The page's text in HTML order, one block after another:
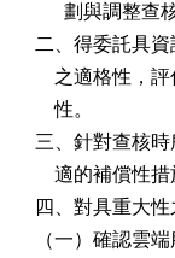
劃與調整查
二、得委託具
之適格性，
    性。
三、針對查核
適的補償性措
四、對具重大
（一）確認雲